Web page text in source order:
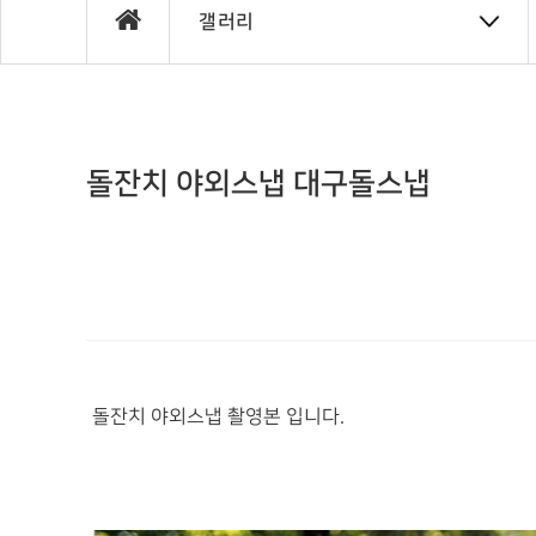
갤러리
돌잔치 야외스냅 대구돌스냅
돌잔치 야외스냅 촬영본 입니다.